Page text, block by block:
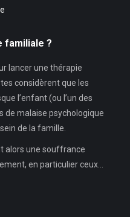
familiale ?
lancer une thérapie
considèrent que les
l’enfant (ou l’un des
de malaise psychologique
de la famille.
alors une souffrance
en particulier ceux…